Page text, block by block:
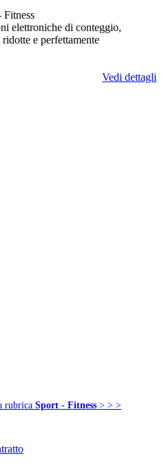
Fitness
elettroniche di conteggio,
e perfettamente
Vedi dettagli
rubrica Sport - Fitness > > >